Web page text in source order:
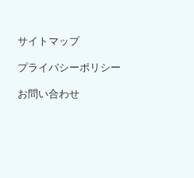
サイトマップ
プライバシーポリシー
お問い合わせ